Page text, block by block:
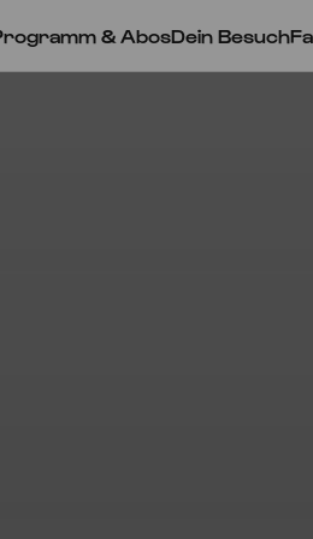
& AbosDein Besuch